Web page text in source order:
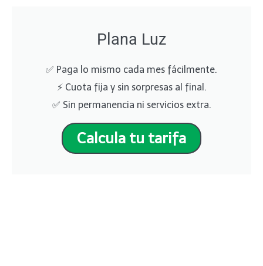
Plana Luz
✅ Paga lo mismo cada mes fácilmente.
⚡ Cuota fija y sin sorpresas al final.
✅ Sin permanencia ni servicios extra.
Calcula tu tarifa